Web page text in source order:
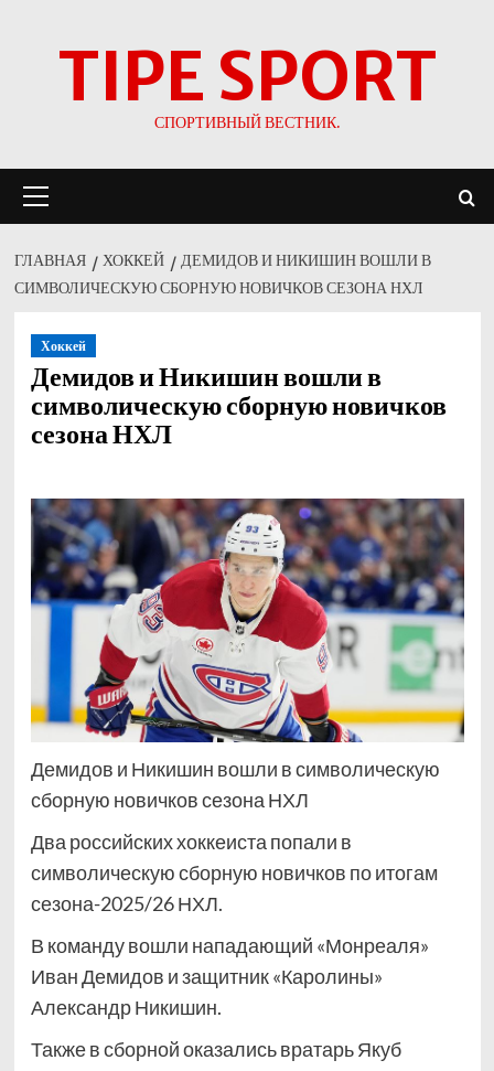
TIPE SPORT
СПОРТИВНЫЙ ВЕСТНИК.
меню
ГЛАВНАЯ ХОККЕЙ
ДЕМИДОВ И НИКИШИН ВОШЛИ В
СИМВОЛИЧЕСКУЮ СБОРНУЮ НОВИЧКОВ СЕЗОНА НХЛ
Хоккей
Демидов и Никишин вошли в
символическую сборную новичков
сезона НХЛ
Демидов и Никишин вошли в символическую
сборную новичков сезона НХЛ
Два российских хоккеиста попали в
символическую сборную новичков по итогам
сезона-2025/26 НХЛ.
В команду вошли нападающий «Монреаля»
Иван Демидов и защитник «Каролины»
Александр Никишин.
Также в сборной оказались вратарь Якуб